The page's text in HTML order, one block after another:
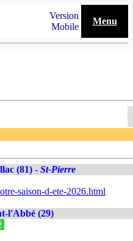
Version
Mobile
Menu
(81) - St-Pierre
saison-d-ete-2026.html
l'Abbé (29)